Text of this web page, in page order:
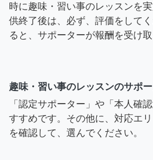
時に趣味・習い事のレッスンを
供終了後は、必ず、評価をして
ると、サポーターが報酬を受け
趣味・習い事のレッスンのサポ
「認定サポーター」や「本人確
すすめです。その他に、対応エ
を確認して、選んでください。